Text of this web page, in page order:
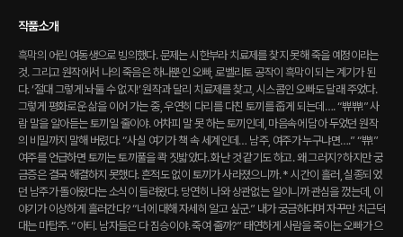
작품소개
흑막의 어린 여동생으로 빙의했다. 문제는 시한부라 치료제를 찾지 못해 죽을 예정이라는
것. 그리고 원작에서 나의 죽음은 하나뿐인 오빠, 로벨리토 공작이 흑막이 되는 계기가 된
다. ‘절대 그렇게 놔둘 수 없지!’ 원작과 달리 치료제를 찾고, 시스콤인 오빠도 달래 주었다.
그렇게 평화로운 삶을 이어 가는 중, 우연히 다리를 다친 토끼를 줍게 되는데…. “쀼쀼!” 사
람 말을 알아듣는 토끼일 줄이야. 어차피 말 못 하는 토끼인데, 마음속에 담아 두었던 원작
의 비밀까지 말해 버렸다. “사실 여기가 책 속 세계인데… 남주, 여주가 누구냐면….” “쀼!”
여주를 언급하면 토끼는 토끼풀을 콱 짓밟았다. 화난 것 같기도 하고. 왜 그러지? 하지만 궁
금증은 결국 해결하지 못했다. 흔적도 없이 토끼가 사라졌으니까. * 시간이 흘러, 실종되었
던 남주가 돌아왔다는 소식이 들려왔다. 당연히 나와 상관없는 일이니까 관심을 껐는데, 이
야기가 이상하게 흘러간다? “너에 대해 자세히 알고 싶군.” 내가 궁금하다며 자꾸만 치근덕
대는 마탑주. “아티. 남자들은 다 짐승이야. 죽여 줄까?” 태연하게 사람을 죽이는 오빠가 으